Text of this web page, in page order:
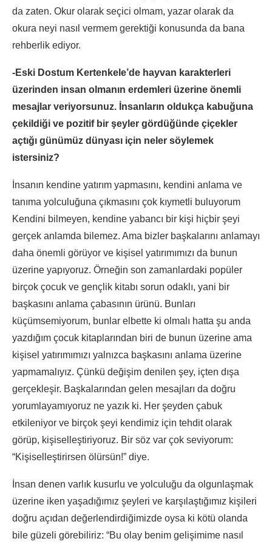
da zaten. Okur olarak seçici olmam, yazar olarak da
okura neyi nasıl vermem gerektiği konusunda da bana
rehberlik ediyor.
-Eski Dostum Kertenkele’de hayvan karakterleri
üzerinden insan olmanın erdemleri üzerine önemli
mesajlar veriyorsunuz. İnsanların oldukça kabuğuna
çekildiği ve pozitif bir şeyler gördüğünde çiçekler
açtığı günümüz dünyası için neler söylemek
istersiniz?
İnsanın kendine yatırım yapmasını, kendini anlama ve
tanıma yolculuğuna çıkmasını çok kıymetli buluyorum
Kendini bilmeyen, kendine yabancı bir kişi hiçbir şeyi
gerçek anlamda bilemez. Ama bizler başkalarını anlamayı
daha önemli görüyor ve kişisel yatırımımızı da bunun
üzerine yapıyoruz. Örneğin son zamanlardaki popüler
birçok çocuk ve gençlik kitabı sorun odaklı, yani bir
başkasını anlama çabasının ürünü. Bunları
küçümsemiyorum, bunlar elbette ki olmalı hatta şu anda
yazdığım çocuk kitaplarından biri de bunun üzerine ama
kişisel yatırımımızı yalnızca başkasını anlama üzerine
yapmamalıyız. Çünkü değişim denilen şey, içten dışa
gerçekleşir. Başkalarından gelen mesajları da doğru
yorumlayamıyoruz ne yazık ki. Her şeyden çabuk
etkileniyor ve birçok şeyi kendimiz için tehdit olarak
görüp, kişiselleştiriyoruz. Bir söz var çok seviyorum:
“Kişiselleştirirsen ölürsün!” diye.
İnsan denen varlık kusurlu ve yolculuğu da olgunlaşmak
üzerine iken yaşadığımız şeyleri ve karşılaştığımız kişileri
doğru açıdan değerlendirdiğimizde oysa ki kötü olanda
bile güzeli görebiliriz: “Bu olay benim gelişimime nasıl